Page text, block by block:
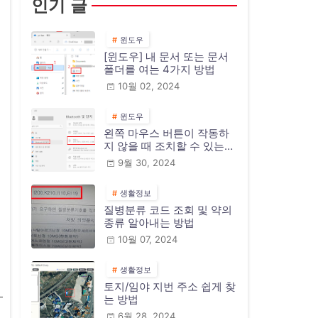
인기 글
윈도우
[윈도우] 내 문서 또는 문서
폴더를 여는 4가지 방법
10월 02, 2024
윈도우
왼쪽 마우스 버튼이 작동하
지 않을 때 조치할 수 있는
10가지 방법
9월 30, 2024
생활정보
질병분류 코드 조회 및 약의
종류 알아내는 방법
10월 07, 2024
생활정보
토지/임야 지번 주소 쉽게 찾
는 방법